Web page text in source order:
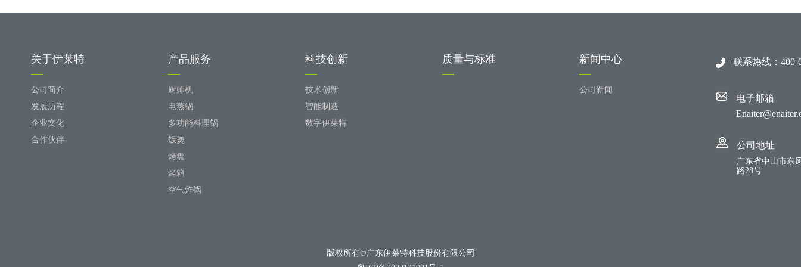
公司地址
广东省中山市东
路28号
电子邮箱
联系热线：400-
关于伊莱特
公司简介
发展历程
企业文化
合作伙伴
产品服务
厨师机
电蒸锅
多功能料理锅
饭煲
烤盘
烤箱
空气炸锅
科技创新
技术创新
智能制造
数字伊莱特
质量与标准 新闻中心
公司新闻
版权所有©广东伊莱特科技股份有限公司